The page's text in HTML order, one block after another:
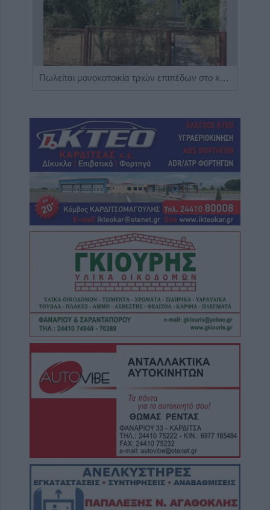
Πωλείται μονοκατοικία τριών επιπέδων στο καταπράσινο Πευκόφυτο Καρδίτσας